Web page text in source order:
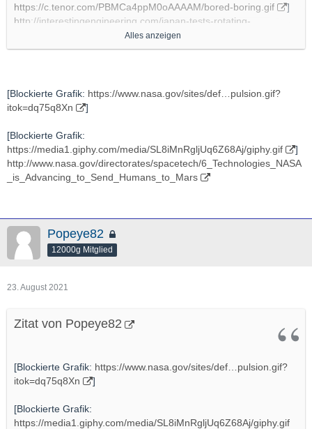
https://c.tenor.com/PBMCa4ppM0oAAAAM/bored-boring.gif
]
http://interestingengineering.com/japan-tests-rotating-
detonation-engine-in-space-for-the-first-time
http://www.youtube.com/watch?v=dK2CbJNHnC0
肝付町の内之浦宇宙空間観測所から観測ロケット「Ｓ５２０－３
１号機」を打ち上げた。メタンと酸素が反応して起きる衝撃波を
推力に変える「デトネーションエンジン」と呼ばれる技術を、世
界で初めて宇宙空間で実証した。実験の様子を記録したカプセル
ross-geller.gif
]
http://en.wikipedia.org/wiki/Rotating_detonation_engine
http://www.youtube.com/watch?v=HRXVkJjjARo
and Aerospace Engineering team shows the world's first
continuously operating H2/O2 rotating detonation engine firing -
http://www.japantimes.co.jp/news/2021/07/27/national/science-
health/japan-rocket-engine-test/
Alles anzeigen
[Blockierte Grafik: https://www.nasa.gov/sites/def…pulsion.gif?
itok=dq75q8Xn
]
[Blockierte Grafik:
https://media1.giphy.com/media/SL8iMnRgljUq6Z68Aj/giphy.gif
]
http://www.nasa.gov/directorates/spacetech/6_Technologies_NASA
_is_Advancing_to_Send_Humans_to_Mars
Popeye82
12000g Mitglied
23. August 2021
Zitat von Popeye82
[Blockierte Grafik: https://www.nasa.gov/sites/def…pulsion.gif?
itok=dq75q8Xn
]
[Blockierte Grafik:
https://media1.giphy.com/media/SL8iMnRgljUq6Z68Aj/giphy.gif